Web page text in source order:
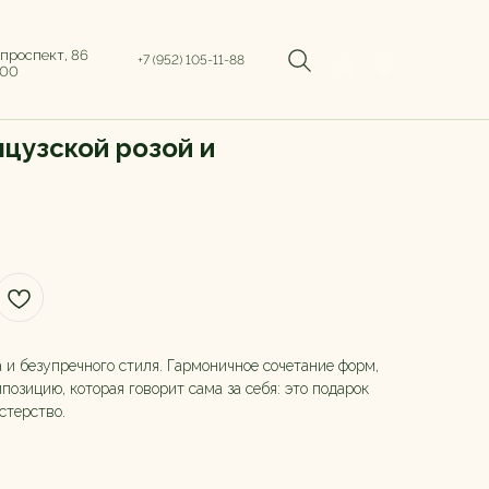
86
+7 (952) 105-11-88
розой и
безупречного стиля. Гармоничное сочетание форм,
которая говорит сама за себя: это подарок